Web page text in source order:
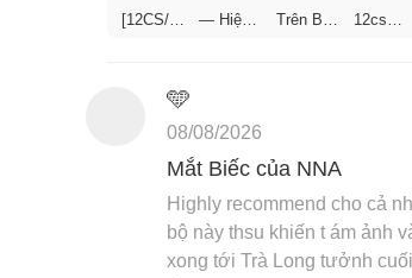
[12CS/1
Internet
— Hiệp
12 Chòm
Sao;
Trên Bàn
12cs
🩵
08/08/2026
Mắt Biếc của NNA
Highly recommend cho cả
bộ này thsu khiến t ám ảnh
xong tới Trà Long tưởnh